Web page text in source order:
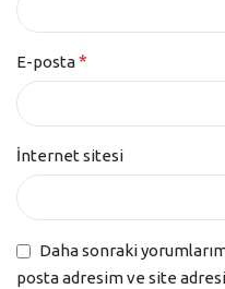
E-posta*
İnternet sitesi
Daha sonraki
posta adresim ve site